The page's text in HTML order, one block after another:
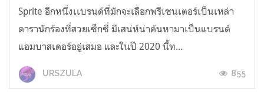
Sprite อีกหนึ่งเเบรนด์ที่มักจะเลือกพรีเซนเตอร์เป็นเหล่า
ดารานักร้องที่สวยเซ็กซี่ มีเสน่ห์น่าค้นหามาเป็นแบรนด์
แอมบาสเดอร์อยู่เสมอ และในปี 2020 นี้ท...
URSZULA 855